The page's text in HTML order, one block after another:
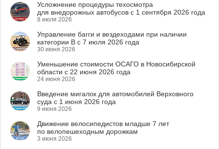
Усложнение процедуры техосмотра
для внедорожных автобусов с 1 сентября 2026 года
8 июля 2026
Управление багги и вездеходами при наличии
категории B с 7 июля 2026 года
30 июня 2026
Уменьшение стоимости ОСАГО в Новосибирской
области с 22 июня 2026 года
24 июня 2026
Введение мигалок для автомобилей Верховного
суда с 1 июня 2026 года
9 июня 2026
Движение велосипедистов младше 7 лет
по велопешеходным дорожкам
3 июня 2026